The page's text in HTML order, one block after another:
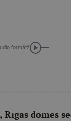
formātā
domes